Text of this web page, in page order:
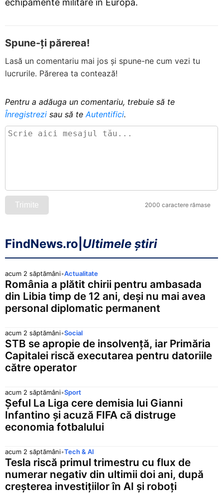
Spune-ți părerea!
Lasă un comentariu mai jos și spune-ne cum vezi tu
lucrurile. Părerea ta contează!
Pentru a adăuga un comentariu, trebuie să te
Înregistrezi sau să te Autentifici.
2000 caractere rămase
Trimite
FindNews.ro Ultimele știri
acum 2 săptămâni•Actualitate
România a plătit chirii pentru ambasada
din Libia timp de 12 ani, deși nu mai avea
personal diplomatic permanent
acum 2 săptămâni•Social
STB se apropie de insolvență, iar Primăria
Capitalei riscă executarea pentru datoriile
către operator
acum 2 săptămâni•Sport
Șeful La Liga cere demisia lui Gianni
Infantino și acuză FIFA că distruge
economia fotbalului
acum 2 săptămâni•Tech & AI
Tesla riscă primul trimestru cu flux de
numerar negativ din ultimii doi ani, după
creșterea investițiilor în AI și roboți